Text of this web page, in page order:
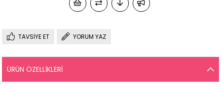
TAVSIYE ET YORUM YAZ
ÜRÜN ÖZELLIKLERI